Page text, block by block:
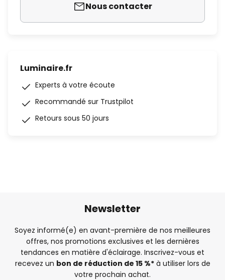
Nous contacter
Luminaire.fr
Experts à votre écoute
Recommandé sur Trustpilot
Retours sous 50 jours
Newsletter
Soyez informé(e) en avant-première de nos meilleures
offres, nos promotions exclusives et les dernières
tendances en matière d'éclairage. Inscrivez-vous et
recevez un bon de réduction de 15 %*à utiliser lors de
votre prochain achat.